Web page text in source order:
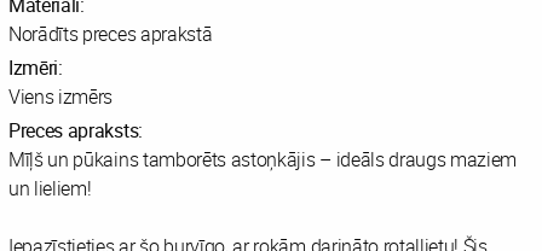
Norādīts preces aprakstā
Izmēri:
Viens izmērs
Preces apraksts:
Mīļš un pūkains tamborēts astoņkājis – ideāls draugs maziem
un lieliem!